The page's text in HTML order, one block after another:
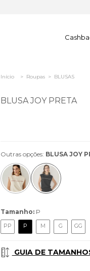
Início > Roupas > BLUSAS
BLUSA JOY PRETA
Outras opções: BLUSA JOY
Tamanho: P
PP P M G GG
GUIA DE